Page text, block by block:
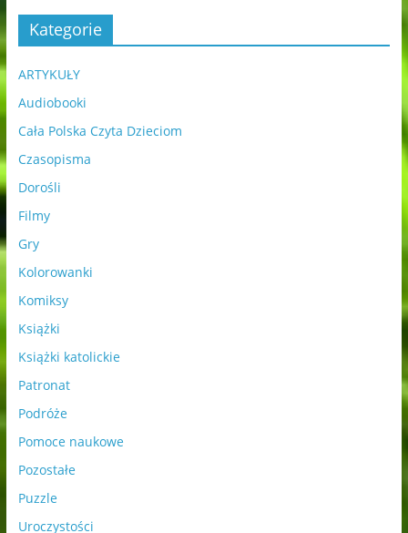
Kategorie
ARTYKUŁY
Audiobooki
Cała Polska Czyta Dzieciom
Czasopisma
Dorośli
Filmy
Gry
Kolorowanki
Komiksy
Książki
Książki katolickie
Patronat
Podróże
Pomoce naukowe
Pozostałe
Puzzle
Uroczystości